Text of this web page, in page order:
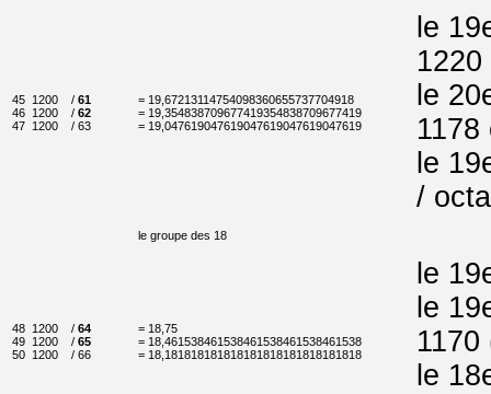
45
46
47
1200
1200
1200
/ 61
/ 62
/ 63
= 19,67213114754098360655737704918
= 19,354838709677419354838709677419
= 19,047619047619047619047619047619
le
le
le
/
le groupe des 18
48
49
50
1200
1200
1200
/ 64
/ 65
/ 66
= 18,75
= 18,461538461538461538461538461538
= 18,181818181818181818181818181818
le
le
1170
le